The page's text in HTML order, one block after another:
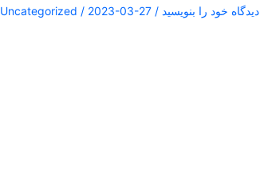
دیدگاه‌ خود را بنویسید /
Uncategorized / 2023-03-27